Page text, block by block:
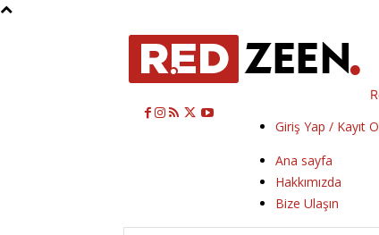
Giriş Yap / Kayıt
Ana sayfa
Hakkımızda
Bize Ulaşın